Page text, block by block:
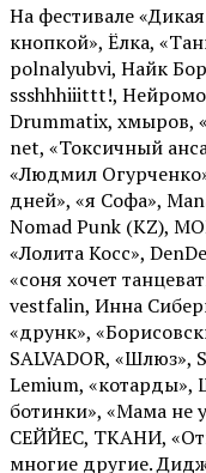
На фестивале
кнопкой», Ёлка,
polnalyubvi, Найк
ssshhhiiittt!,
Drummatix, хмыров,
net, «Токсичный
«Людмил
дней», «я Софа»,
Nomad Punk (KZ),
«Лолита Косс»,
«соня хочет
vestfalin, Инна
«друнк»,
SALVADOR, «Шлюз»,
Lemium, «котарды»,
ботинки», «Мама не
СЕЙЙЕС, ТКАНИ,
многие другие.